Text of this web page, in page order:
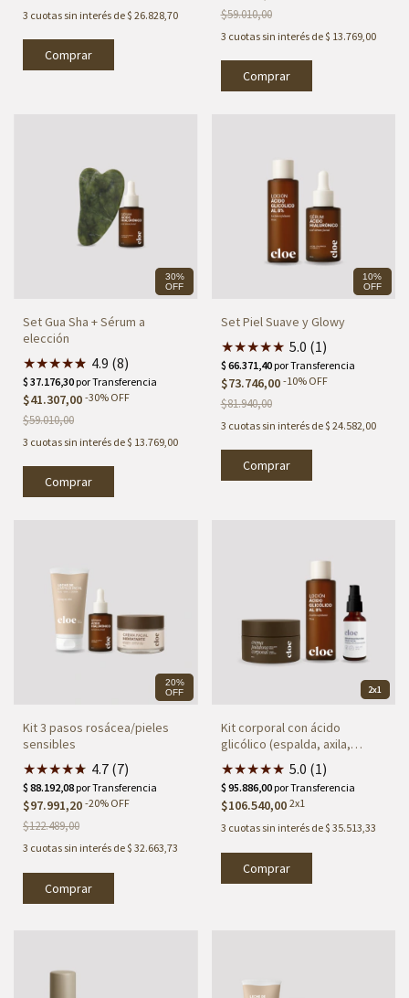
3 cuotas sin interés de$ 26.828,70 $59.010,00
3 cuotas sin interés de$ 13.769,00
Comprar
30%
OFF
Set Gua Sha + Sérum a
elección
★★★★★
★ 4.9 (8)
$41.307,00 -30% OFF
$59.010,00
3 cuotas sin interés de$ 13.769,00
Comprar
10%
OFF
Set Piel Suave y Glowy
★★★★★ 5.0 (1)
$73.746,00 -10% OFF
$81.940,00
3 cuotas sin interés de$ 24.582,00
20%
OFF
Kit 3 pasos rosácea/pieles
sensibles
★★★★★
★ 4.7 (7)
$97.991,20 -20% OFF
$122.489,00
3 cuotas sin interés de$ 32.663,73
2x1
Kit corporal con ácido
glicólico (espalda, axila,
glúteos)
★★★★★ 5.0 (1)
$106.540,00 2x1
3 cuotas sin interés de$ 35.513,33